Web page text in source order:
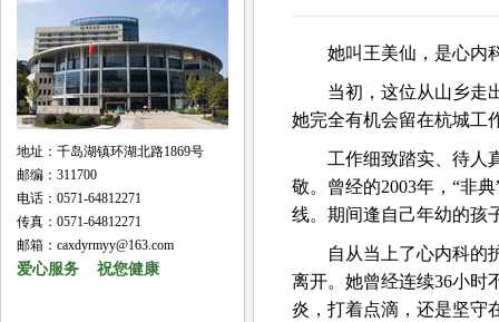
地址：千岛湖镇环湖北路1869号
邮编：311700
电话：0571-64812271
传真：0571-64812271
邮箱：caxdyrmyy@163.com
爱心服务 祝您健康
她叫王美仙，是心内
当初，这位从山乡走
她完全有机会留在杭城工
工作细致踏实、待人
敬。曾经的2003年，“非
线。期间逢自己年幼的孩
自从当上了心内科的
离开。她曾经连续36小时
炎，打着点滴，还是坚守